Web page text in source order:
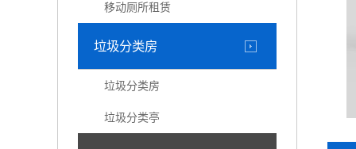
移动厕所租赁
垃圾分类房
垃圾分类房
垃圾分类亭